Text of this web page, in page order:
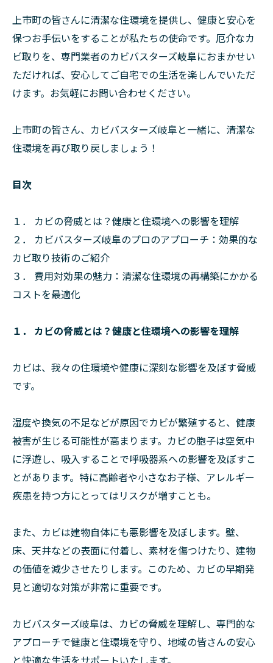
上市町の皆さんに清潔な住環境を提供し、健康と安心を
保つお手伝いをすることが私たちの使命です。厄介なカ
ビ取りを、専門業者のカビバスターズ岐阜におまかせい
ただければ、安心してご自宅での生活を楽しんでいただ
けます。お気軽にお問い合わせください。
上市町の皆さん、カビバスターズ岐阜と一緒に、清潔な
住環境を再び取り戻しましょう！
目次
１． カビの脅威とは？健康と住環境への影響を理解
２． カビバスターズ岐阜のプロのアプローチ：効果的な
カビ取り技術のご紹介
３． 費用対効果の魅力：清潔な住環境の再構築にかかる
コストを最適化
１． カビの脅威とは？健康と住環境への影響を理解
カビは、我々の住環境や健康に深刻な影響を及ぼす脅威
です。
湿度や換気の不足などが原因でカビが繁殖すると、健康
被害が生じる可能性が高まります。カビの胞子は空気中
に浮遊し、吸入することで呼吸器系への影響を及ぼすこ
とがあります。特に高齢者や小さなお子様、アレルギー
疾患を持つ方にとってはリスクが増すことも。
また、カビは建物自体にも悪影響を及ぼします。壁、
床、天井などの表面に付着し、素材を傷つけたり、建物
の価値を減少させたりします。このため、カビの早期発
見と適切な対策が非常に重要です。
カビバスターズ岐阜は、カビの脅威を理解し、専門的な
アプローチで健康と住環境を守り、地域の皆さんの安心
と快適な生活をサポートいたします。